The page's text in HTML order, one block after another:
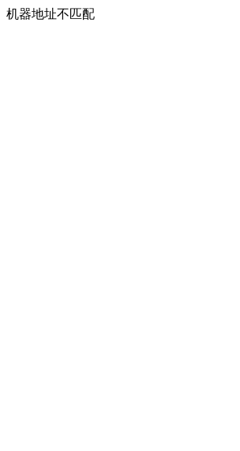
机器地址不匹配